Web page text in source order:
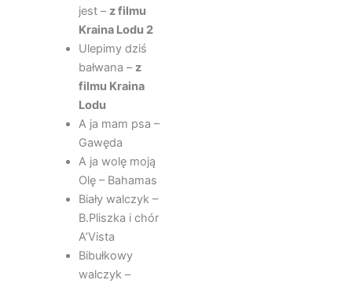
jest – z filmu
Kraina Lodu 2
Ulepimy dziś
bałwana – z
filmu Kraina
Lodu
A ja mam psa –
Gawęda
A ja wolę moją
Olę – Bahamas
Biały walczyk –
B.Pliszka i chór
A’Vista
Bibułkowy
walczyk –